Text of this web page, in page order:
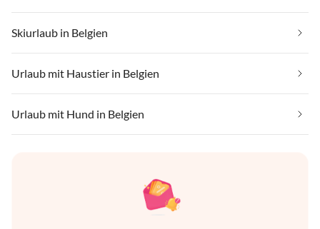
Skiurlaub in Belgien
Urlaub mit Haustier in Belgien
Urlaub mit Hund in Belgien